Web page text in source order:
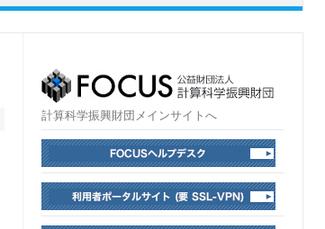
計算科学振興財団メインサイトへ